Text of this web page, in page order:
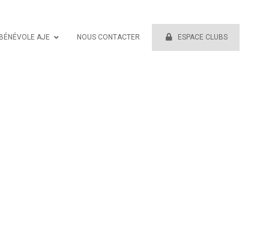
AJE NOUS CONTACTER ESPACE CLUBS